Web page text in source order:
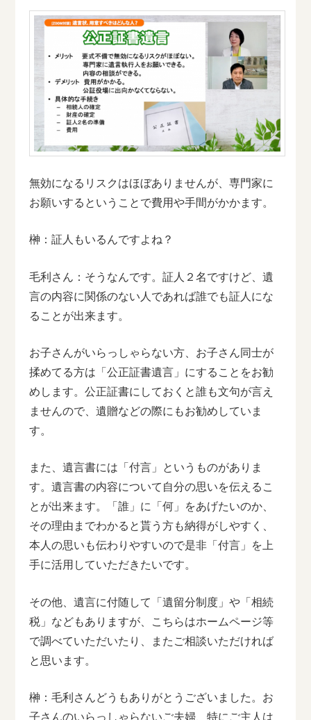
無効になるリスクはほぼありませんが、専門家に
お願いするということで費用や手間がかかます。
榊：証人もいるんですよね？
毛利さん：そうなんです。証人２名ですけど、遺
言の内容に関係のない人であれば誰でも証人にな
ることが出来ます。
お子さんがいらっしゃらない方、お子さん同士が
揉めてる方は「公正証書遺言」にすることをお勧
めします。公正証書にしておくと誰も文句が言え
ませんので、遺贈などの際にもお勧めしていま
す。
また、遺言書には「付言」というものがありま
す。遺言書の内容について自分の思いを伝えるこ
とが出来ます。「誰」に「何」をあげたいのか、
その理由までわかると貰う方も納得がしやすく、
本人の思いも伝わりやすいので是非「付言」を上
手に活用していただきたいです。
その他、遺言に付随して「遺留分制度」や「相続
税」などもありますが、こちらはホームページ等
で調べていただいたり、またご相談いただければ
と思います。
榊：毛利さんどうもありがとうございました。お
子さんのいらっしゃらないご夫婦、特にご主人は